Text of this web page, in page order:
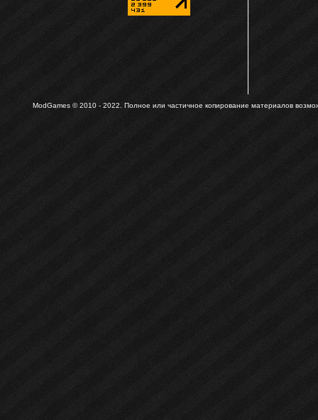
ModGames © 2010 - 2022. Полное или частичное копирование материалов